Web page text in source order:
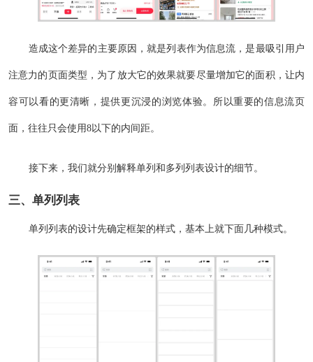
造成这个差异的主要原因，就是列表作为信息流，是最吸引用户
注意力的页面类型，为了放大它的效果就要尽量增加它的面积，让内
容可以看的更清晰，提供更沉浸的浏览体验。所以重要的信息流页
面，往往只会使用8以下的内间距。
接下来，我们就分别解释单列和多列列表设计的细节。
三、单列列表
单列列表的设计先确定框架的样式，基本上就下面几种模式。